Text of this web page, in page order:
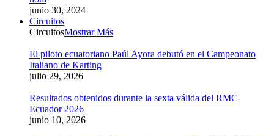
junio 30, 2024
Circuitos
CircuitosMostrar Más
El piloto ecuatoriano Paúl Ayora debutó en el Campeonato
Italiano de Karting
julio 29, 2026
Resultados obtenidos durante la sexta válida del RMC
Ecuador 2026
junio 10, 2026